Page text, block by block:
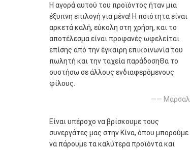
Η αγορά αυτού του προϊόντος ήταν μια
έξυπνη επιλογή για μένα! Η ποιότητα είναι
αρκετά καλή, εύκολη στη χρήση, και το
αποτέλεσμα είναι προφανές.ωφελείται
επίσης από την έγκαιρη επικοινωνία του
πωλητή και την ταχεία παράδοσηΘα το
συστήσω σε άλλους ενδιαφερόμενους
φίλους.
—— Μάρσαλ.
Είναι υπέροχο να βρίσκουμε τους
συνεργάτες μας στην Κίνα, όπου μπορούμε
να πάρουμε τα καλύτερα προϊόντα και